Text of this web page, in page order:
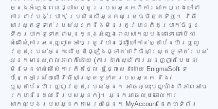
ក្នុងអំឡុងពេលផ្លាស់ប្តូររបស់អ្នកពីការសាកល្បងទៅជា
ការជាវបង់ប្រាក់ ប្រសិនបើអ្នកសម្រេចចិត្តទិញ។ វិធី
សាស្ត្រទូទាត់របស់អ្នកនឹងមិនត្រូវបានគិតប្រាក់ចំនួន
ទឹកប្រាក់ទូទាត់ជាមុនក្នុងអំឡុងពេលសាកល្បងនោះទេ ទោះបីជា
សំណើសុំការអនុញ្ញាតអាចត្រូវបានផ្ញើទៅកាន់ស្ថាប័នហិរញ្ញ
វត្ថុរបស់អ្នក ដើម្បីផ្ទៀងផ្ទាត់ថាវិធីសាស្ត្រទូទាត់របស់
អ្នកមានសុពលភាពក៏ដោយ (ការដាក់ស្នើការអនុញ្ញាតបែបនេះ
មិនមែនជាសំណើសុំការគិតថ្លៃ ឬថ្លៃសេវាដោយ EnigmaSoft ទេ
ប៉ុន្តែអាស្រ័យលើវិធីសាស្ត្រទូទាត់របស់អ្នក និង/
ឬស្ថាប័នហិរញ្ញវត្ថុរបស់អ្នក អាចឆ្លុះបញ្ចាំងពីភាពអាច
រកបាននៃគណនីរបស់អ្នក)។ អ្នកអាចលុបចោលការ
សាកល្បងរបស់អ្នកតាមរយៈផ្នែក MyAccount នៃគេហទំព័រ